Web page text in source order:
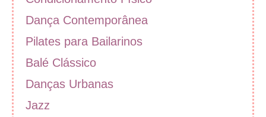
Dança Contemporânea
Pilates para Bailarinos
Balé Clássico
Danças Urbanas
Jazz